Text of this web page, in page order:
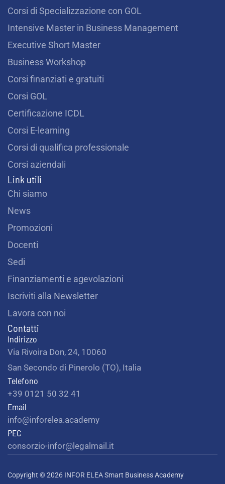
o
k
r
a
m
e
Corsi di Specializzazione con GOL
Intensive Master in Business Management
Executive Short Master
Business Workshop
Corsi finanziati e gratuiti
Corsi GOL
Certificazione ICDL
Corsi E-learning
Corsi di qualifica professionale
Corsi aziendali
Link utili
Chi siamo
News
Promozioni
Docenti
Sedi
Finanziamenti e agevolazioni
Iscriviti alla Newsletter
Lavora con noi
Contatti
Indirizzo
Via Rivoira Don, 24, 10060
San Secondo di Pinerolo (TO), Italia
Telefono
+39 0121 50 32 41
Email
info@inforelea.academy
PEC
consorzio-infor@legalmail.it
Copyright © 2026 INFOR ELEA Smart Business Academy